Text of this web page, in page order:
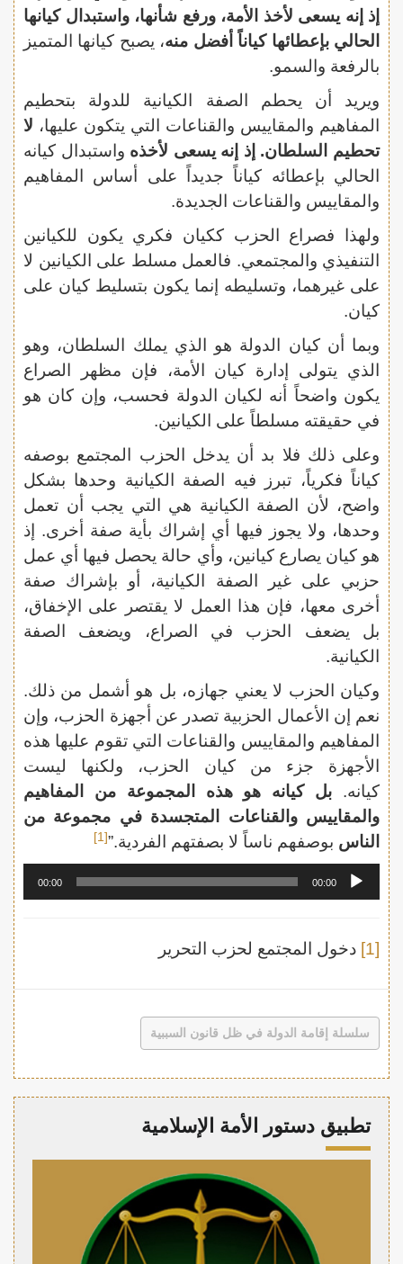
إذ إنه يسعى لأخذ الأمة، ورفع شأنها، واستبدال كيانها
الحالي بإعطائها كياناً أفضل منه، يصبح كيانها المتميز
بالرفعة والسمو.
ويريد أن يحطم الصفة الكيانية للدولة بتحطيم
المفاهيم والمقاييس والقناعات التي يتكون عليها، لا
تحطيم السلطان. إذ إنه يسعى لأخذه واستبدال كيانه
الحالي بإعطائه كياناً جديداً على أساس المفاهيم
والمقاييس والقناعات الجديدة.
ولهذا فصراع الحزب ككيان فكري يكون للكيانين
التنفيذي والمجتمعي. فالعمل مسلط على الكيانين لا
على غيرهما، وتسليطه إنما يكون بتسليط كيان على
كيان.
وبما أن كيان الدولة هو الذي يملك السلطان، وهو
الذي يتولى إدارة كيان الأمة، فإن مظهر الصراع
يكون واضحاً أنه لكيان الدولة فحسب، وإن كان هو
في حقيقته مسلطاً على الكيانين.
وعلى ذلك فلا بد أن يدخل الحزب المجتمع بوصفه
كياناً فكرياً، تبرز فيه الصفة الكيانية وحدها بشكل
واضح، لأن الصفة الكيانية هي التي يجب أن تعمل
وحدها، ولا يجوز فيها أي إشراك بأية صفة أخرى. إذ
هو كيان يصارع كيانين، وأي حالة يحصل فيها أي عمل
حزبي على غير الصفة الكيانية، أو بإشراك صفة
أخرى معها، فإن هذا العمل لا يقتصر على الإخفاق،
بل يضعف الحزب في الصراع، ويضعف الصفة
الكيانية.
وكيان الحزب لا يعني جهازه، بل هو أشمل من ذلك.
نعم إن الأعمال الحزبية تصدر عن أجهزة الحزب، وإن
المفاهيم والمقاييس والقناعات التي تقوم عليها هذه
الأجهزة جزء من كيان الحزب، ولكنها ليست
كيانه. بل كيانه هو هذه المجموعة من المفاهيم
والمقاييس والقناعات المتجسدة في مجموعة من
الناس بوصفهم ناساً لا بصفتهم الفردية.”[1]
مشغل
00:00
00:00
[1] دخول المجتمع لحزب التحرير
سلسلة إقامة الدولة في ظل قانون السببية
تطبيق دستور الأمة الإسلامية